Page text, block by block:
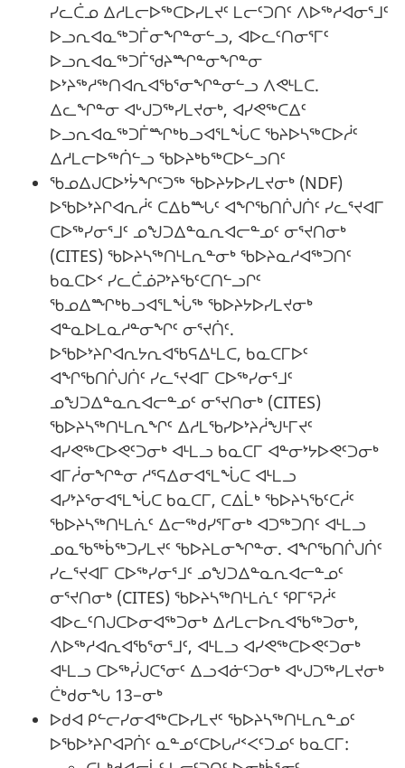
ᓯᓚᑖᓄ ᐃᓱᒪᓕᐅᖅᑕᐅᓯᒪᔪᑦ ᒪᓕᑦᑐᑎᑦ ᐱᐅᖅᓱᐊᓂᕐᒧᑦ
ᐅᓗᕆᐊᓇᖅᑐᒦᓂᖏᓐᓂᓪᓗ, ᐊᐅᓚᑦᑎᓂᕐᒥᑦ
ᐅᓗᕆᐊᓇᖅᑐᒦᖁᔨᙱᓐᓂᖏᓐᓂ
ᐅᔾᔨᖅᓱᖅᑎᐊᕆᐊᖃᕐᓂᖏᓐᓂᓪᓗ ᐱᕙᒻᒪᑕ.
ᐃᓚᖏᓐᓂ ᐊᒡᒍᑐᖅᓯᒪᔪᓂᒃ, ᐊᓯᕙᖅᑕᐃᑦ
ᐅᓗᕆᐊᓇᖅᑐᒦᙱᒃᑲᓗᐊᕐᒪᖔᑕ ᖃᔨᐅᓴᖅᑕᐅᓲᑦ
ᐃᓱᒪᓕᐅᖅᑏᓪᓗ ᖃᐅᔨᒃᑲᖅᑕᐅᓪᓗᑎᑦ
ᖃᓄᐃᒍᑕᐅᔾᔮᖏᑦᑐᖅ ᖃᐅᔨᔭᐅᓯᒪᔪᓂᒃ (NDF)
ᐅᖃᐅᔾᔨᒋᐊᕆᓲᑦ ᑕᐃᑲᙵᑦ ᐊᖏᖃᑎᒌᒍᑏᑦ ᓯᓚᕐᔪᐊᒥ
ᑕᐅᖅᓯᓂᕐᒧᑦ ᓄᖑᑐᐃᓐᓇᕆᐊᓕᓐᓄᑦ ᓂᕐᔪᑎᓂᒃ
(CITES) ᖃᐅᔨᓴᖅᑎᒻᒪᕆᓐᓂᒃ ᖃᐅᔨᓇᓱᐊᖅᑐᑎᑦ
ᑲᓇᑕᐅᑉ ᓯᓚᑖᓅᕈᔾᔨᖃᑦᑕᑎᓪᓗᒋᑦ
ᖃᓄᐃᙱᒃᑲᓗᐊᕐᒪᖔᖅ ᖃᐅᔨᔭᐅᓯᒪᔪᓂᒃ
ᐊᓐᓇᐅᒪᓇᓱᓐᓂᖏᑦ ᓂᕐᔪᑏᑦ.
ᐅᖃᐅᔾᔨᒋᐊᕆᔭᕆᐊᖃᕋᐃᒻᒪᑕ, ᑲᓇᑕᒥᐅᑦ
ᐊᖏᖃᑎᒌᒍᑏᑦ ᓯᓚᕐᔪᐊᒥ ᑕᐅᖅᓯᓂᕐᒧᑦ
ᓄᖑᑐᐃᓐᓇᕆᐊᓕᓐᓄᑦ ᓂᕐᔪᑎᓂᒃ (CITES)
ᖃᐅᔨᓴᖅᑎᒻᒪᕆᖏᑦ ᐃᓱᒪᖃᓯᐅᔾᔨᓲᖑᒻᒥᔪᑦ
ᐊᓯᕙᖅᑕᐅᕙᑦᑐᓂᒃ ᐊᒻᒪᓗ ᑲᓇᑕᒥ ᐊᓐᓂᔾᔭᐅᕙᑦᑐᓂᒃ
ᐊᒥᓲᓂᖏᓐᓂ ᓱᕐᕋᐃᓂᐊᕐᒪᖔᑕ ᐊᒻᒪᓗ
ᐊᓯᔾᔨᕐᓂᐊᕐᒪᖔᑕ ᑲᓇᑕᒥ, ᑕᐃᒫᒃ ᖃᐅᔨᓴᖃᑦᑕᓲᑦ
ᖃᐅᔨᓴᖅᑎᒻᒪᕇᑦ ᐃᓕᖅᑯᓯᕐᒥᓂᒃ ᐊᑐᖅᑐᑎᑦ ᐊᒻᒪᓗ
ᓄᓇᖃᖅᑳᖅᑐᓯᒪᔪᑦ ᖃᐅᔨᒪᓂᖏᓐᓂ. ᐊᖏᖃᑎᒌᒍᑏᑦ
ᓯᓚᕐᔪᐊᒥ ᑕᐅᖅᓯᓂᕐᒧᑦ ᓄᖑᑐᐃᓐᓇᕆᐊᓕᓐᓄᑦ
ᓂᕐᔪᑎᓂᒃ (CITES) ᖃᐅᔨᓴᖅᑎᒻᒪᕇᑦ ᕿᒥᕐᕈᓲᑦ
ᐊᐅᓚᑦᑎᒍᑕᐅᓂᐊᖅᑐᓂᒃ ᐃᓱᒪᓕᐅᕆᐊᖃᖅᑐᓂᒃ,
ᐱᐅᖅᓱᐊᕆᐊᖃᕐᓂᕐᒧᑦ, ᐊᒻᒪᓗ ᐊᓯᕙᖅᑕᐅᕙᑦᑐᓂᒃ
ᐊᒻᒪᓗ ᑕᐅᖅᓰᒍᑕᕐᓂᑦ ᐃᓗᐊᓃᑦᑐᓂᒃ ᐊᒡᒍᑐᖅᓯᒪᔪᓂᒃ
ᑖᒃᑯᓂᖓ 13−ᓂᒃ
ᐅᑯᐊ ᑭᓪᓕᓯᓂᐊᖅᑕᐅᓯᒪᔪᑦ ᖃᐅᔨᓴᖅᑎᒻᒪᕆᓐᓄᑦ
ᐅᖃᐅᔾᔨᒋᐊᕈᑏᑦ ᓇᓐᓄᑦᑕᐅᒐᓱᑉᐸᑦᑐᓄᑦ ᑲᓇᑕᒥ: